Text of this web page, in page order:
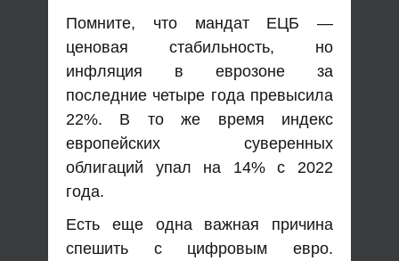
Помните, что мандат ЕЦБ —
ценовая стабильность, но
инфляция в еврозоне за
последние четыре года превысила
22%. В то же время индекс
европейских суверенных
облигаций упал на 14% с 2022
года.
Есть еще одна важная причина
спешить с цифровым евро.